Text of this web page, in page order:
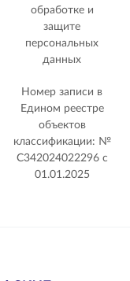
обработке и
защите
персональных
данных
Номер записи в
Едином реестре
объектов
классификации: №
С342024022296 c
01.01.2025